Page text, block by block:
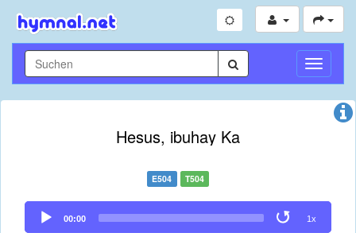
Hesus, ibuhay Ka
E504 T504
Audio
Player
00:00 1x